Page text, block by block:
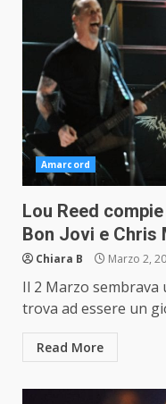
Amarcord
Lou Reed
Bon Jovi e Chris
Chiara B Marzo 2,
Il 2 Marzo sembrava
trova ad essere un
Read More